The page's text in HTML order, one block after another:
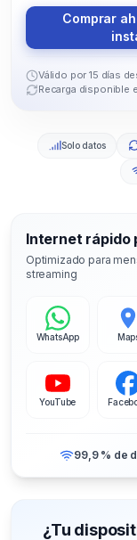
Comprar
Válido por 15 días
Recarga disponible
Solo datos
Internet rápido
Optimizado para
streaming
WhatsApp
YouTube
99,9 % de
¿Tu